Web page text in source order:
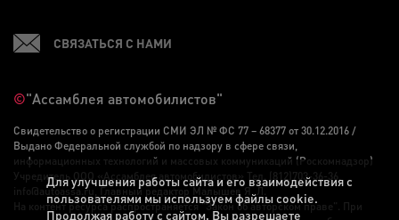
СВЯЗАТЬСЯ С НАМИ
©"Ассамблея автомобилистов"
Свидетельство о регистрации СМИ ЭЛ № ФС 77 – 68377 от 30.12.2016 /
Выдано Федеральной службой по надзору в сфере связи,
информационных технологий и массовых коммуникаций (Роскомнадзор)
Учредитель ООО «Ассамблея автомобилистов» Тел. (812)703-36-36,
info@autoassa.ru, Главный редактор Малышев Я. Л.
На контент ресурса распространяется "Закон об авторском праве". При
Для улучшения работы сайта и его взаимодействия с
пользователями мы используем файлы cookie.
Продолжая работу с сайтом, Вы разрешаете